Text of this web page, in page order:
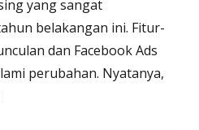
yang sangat
belakangan ini. Fitur-
dan Facebook Ads
perubahan. Nyatanya,